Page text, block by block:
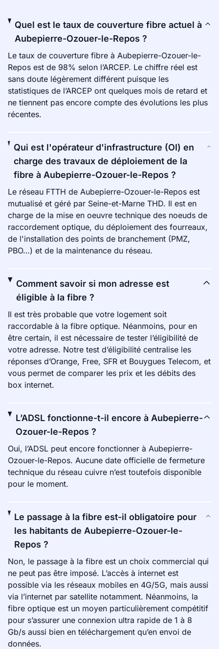
Quel est le taux de couverture fibre actuel à
Aubepierre-Ozouer-le-Repos ?
Le taux de couverture fibre à Aubepierre-Ozouer-le-
Repos est de 98% selon l’ARCEP. Le chiffre réel est
sans doute légèrement différent puisque les
statistiques de l’ARCEP ont quelques mois de retard et
ne tiennent pas encore compte des évolutions les plus
récentes.
Qui est l'opérateur d'infrastructure (OI) en
charge des travaux de déploiement de la
fibre à Aubepierre-Ozouer-le-Repos ?
Le réseau FTTH de Aubepierre-Ozouer-le-Repos est
mutualisé et géré par Seine-et-Marne THD. Il est en
charge de la mise en oeuvre technique des noeuds de
raccordement optique, du déploiement des fourreaux,
de l'installation des points de branchement (PMZ,
PBO…) et de la maintenance du réseau.
Comment savoir si mon adresse est
éligible à la fibre ?
Il est très probable que votre logement soit
raccordable à la fibre optique. Néanmoins, pour en
être certain, il est nécessaire de tester l’éligibilité de
votre adresse. Notre test d’éligibilité centralise les
réponses d’Orange, Free, SFR et Bouygues Telecom, et
vous permet de comparer les prix et les débits des
box internet.
L’ADSL fonctionne-t-il encore à Aubepierre-
Ozouer-le-Repos ?
Oui, l’ADSL peut encore fonctionner à Aubepierre-
Ozouer-le-Repos. Aucune date officielle de fermeture
technique du réseau cuivre n’est toutefois disponible
pour le moment.
Le passage à la fibre est-il obligatoire pour
les habitants de Aubepierre-Ozouer-le-
Repos ?
Non, le passage à la fibre est un choix commercial qui
ne peut pas être imposé. L’accès à internet est
possible via les réseaux mobiles en 4G/5G, mais aussi
via l’internet par satellite notamment. Néanmoins, la
fibre optique est un moyen particulièrement compétitif
pour s’assurer une connexion ultra rapide de 1 à 8
Gb/s aussi bien en téléchargement qu’en envoi de
données.